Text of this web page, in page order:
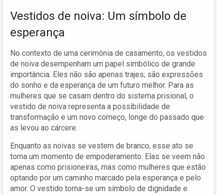
Vestidos de noiva: Um símbolo de
esperança
No contexto de uma cerimônia de casamento, os vestidos
de noiva desempenham um papel simbólico de grande
importância. Eles não são apenas trajes; são expressões
do sonho e da esperança de um futuro melhor. Para as
mulheres que se casam dentro do sistema prisional, o
vestido de noiva representa a possibilidade de
transformação e um novo começo, longe do passado que
as levou ao cárcere.
Enquanto as noivas se vestem de branco, esse ato se
torna um momento de empoderamento. Elas se veem não
apenas como prisioneiras, mas como mulheres que estão
optando por um caminho marcado pela esperança e pelo
amor. O vestido torna-se um símbolo de dignidade e